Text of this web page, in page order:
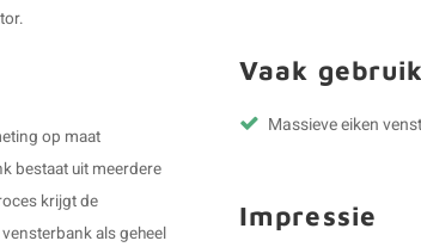
op maat
bestaat uit meerdere
krijgt de
als geheel
Vaak
Massieve eiken
Impressie